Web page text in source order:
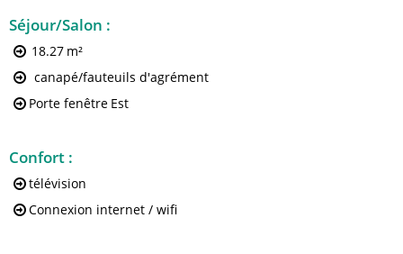
Séjour/Salon :
18.27 m²
canapé/fauteuils d'agrément
Porte fenêtre Est
Confort :
télévision
Connexion internet / wifi